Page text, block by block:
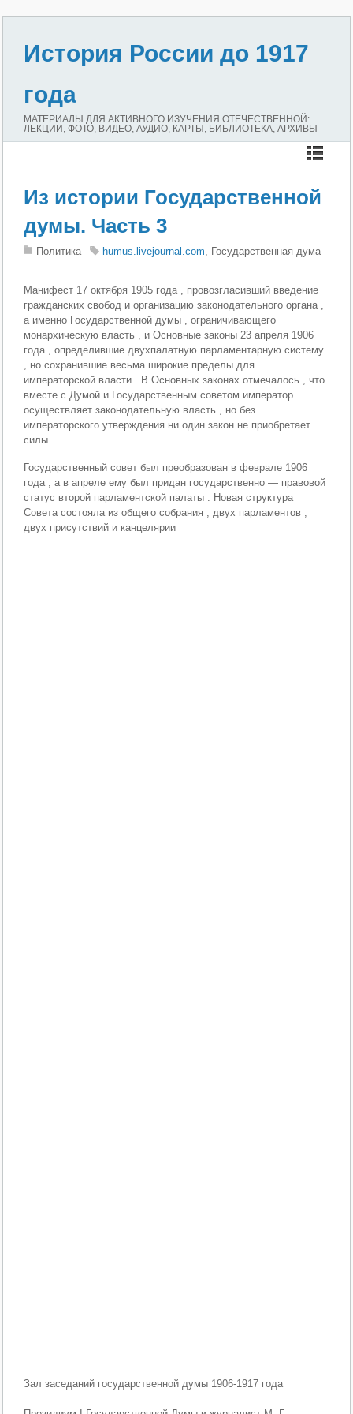
История России до 1917
года
МАТЕРИАЛЫ ДЛЯ АКТИВНОГО ИЗУЧЕНИЯ ОТЕЧЕСТВЕННОЙ:
ЛЕКЦИИ, ФОТО, ВИДЕО, АУДИО, КАРТЫ, БИБЛИОТЕКА, АРХИВЫ
Из истории Государственной
думы. Часть 3
Политика humus.livejournal.com, Государственная дума
Манифест 17 октября 1905 года , провозгласивший введение
гражданских свобод и организацию законодательного органа ,
а именно Государственной думы , ограничивающего
монархическую власть , и Основные законы 23 апреля 1906
года , определившие двухпалатную парламентарную систему
, но сохранившие весьма широкие пределы для
императорской власти . В Основных законах отмечалось , что
вместе с Думой и Государственным советом император
осуществляет законодательную власть , но без
императорского утверждения ни один закон не приобретает
силы .
Государственный совет был преобразован в феврале 1906
года , а в апреле ему был придан государственно — правовой
статус второй парламентской палаты . Новая структура
Совета состояла из общего собрания , двух парламентов ,
двух присутствий и канцелярии
Зал заседаний государственной думы 1906-1917 года